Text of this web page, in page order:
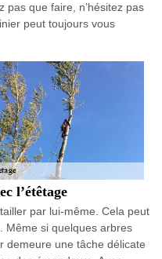
pas que faire, n’hésitez pas
peut toujours vous
l’étêtage
par lui-même. Cela peut
Même si quelques arbres
demeure une tâche délicate